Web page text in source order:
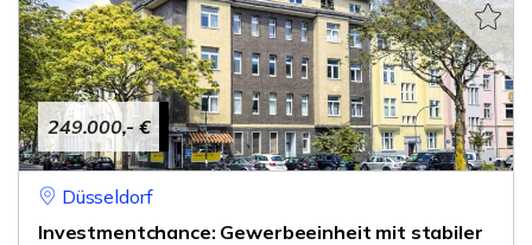
249.000,- €
Düsseldorf
Investmentchance: Gewerbeeinheit mit stabiler